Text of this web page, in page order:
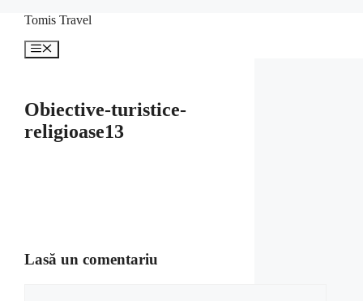
conținut
Tomis Travel
Meniu
Obiective-turistice-
religioase13
Lasă un comentariu